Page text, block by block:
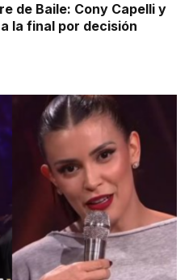
de Baile: Cony Capelli y
la final por decisión